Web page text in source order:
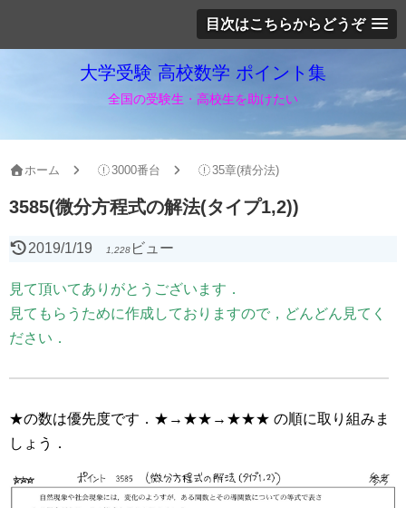
目次はこちらからどうぞ
大学受験 高校数学 ポイント集
全国の受験生・高校生を助けたい
ホーム 3000番台 35章(積分法)
3585(微分方程式の解法(タイプ1,2))
2019/1/19 1,228ビュー
見て頂いてありがとうございます．
見てもらうために作成しておりますので，どんどん見てく
ださい．
★の数は優先度です．★→★★→★★★ の順に取り組みま
しょう．